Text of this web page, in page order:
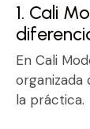
1. Cali
En Cali
organizada
la práctica.